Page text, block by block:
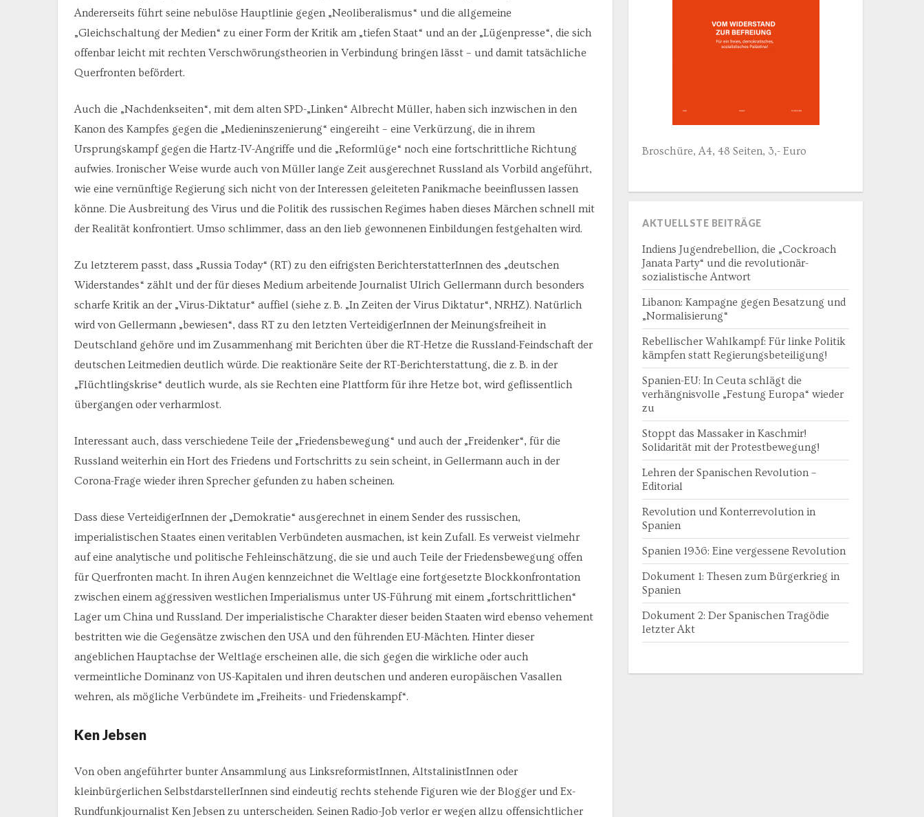
Andererseits führt seine nebulöse Hauptlinie gegen „Neoliberalismus“ und die allgemeine
„Gleichschaltung der Medien“ zu einer Form der Kritik am „tiefen Staat“ und an der „Lügenpresse“, die sich
offenbar leicht mit rechten Verschwörungstheorien in Verbindung bringen lässt – und damit tatsächliche
Querfronten befördert.
Auch die „Nachdenkseiten“, mit dem alten SPD-„Linken“ Albrecht Müller, haben sich inzwischen in den
Kanon des Kampfes gegen die „Medieninszenierung“ eingereiht – eine Verkürzung, die in ihrem
Ursprungskampf gegen die Hartz-IV-Angriffe und die „Reformlüge“ noch eine fortschrittliche Richtung
aufwies. Ironischer Weise wurde auch von Müller lange Zeit ausgerechnet Russland als Vorbild angeführt,
wie eine vernünftige Regierung sich nicht von der Interessen geleiteten Panikmache beeinflussen lassen
könne. Die Ausbreitung des Virus und die Politik des russischen Regimes haben dieses Märchen schnell mit
der Realität konfrontiert. Umso schlimmer, dass an den lieb gewonnenen Einbildungen festgehalten wird.
Zu letzterem passt, dass „Russia Today“ (RT) zu den eifrigsten BerichterstatterInnen des „deutschen
Widerstandes“ zählt und der für dieses Medium arbeitende Journalist Ulrich Gellermann durch besonders
scharfe Kritik an der „Virus-Diktatur“ auffiel (siehe z. B. „In Zeiten der Virus Diktatur“, NRHZ). Natürlich
wird von Gellermann „bewiesen“, dass RT zu den letzten VerteidigerInnen der Meinungsfreiheit in
Deutschland gehöre und im Zusammenhang mit Berichten über die RT-Hetze die Russland-Feindschaft der
deutschen Leitmedien deutlich würde. Die reaktionäre Seite der RT-Berichterstattung, die z. B. in der
„Flüchtlingskrise“ deutlich wurde, als sie Rechten eine Plattform für ihre Hetze bot, wird geflissentlich
übergangen oder verharmlost.
Interessant auch, dass verschiedene Teile der „Friedensbewegung“ und auch der „Freidenker“, für die
Russland weiterhin ein Hort des Friedens und Fortschritts zu sein scheint, in Gellermann auch in der
Corona-Frage wieder ihren Sprecher gefunden zu haben scheinen.
Dass diese VerteidigerInnen der „Demokratie“ ausgerechnet in einem Sender des russischen,
imperialistischen Staates einen veritablen Verbündeten ausmachen, ist kein Zufall. Es verweist vielmehr
auf eine analytische und politische Fehleinschätzung, die sie und auch Teile der Friedensbewegung offen
für Querfronten macht. In ihren Augen kennzeichnet die Weltlage eine fortgesetzte Blockkonfrontation
zwischen einem aggressiven westlichen Imperialismus unter US-Führung mit einem „fortschrittlichen“
Lager um China und Russland. Der imperialistische Charakter dieser beiden Staaten wird ebenso vehement
bestritten wie die Gegensätze zwischen den USA und den führenden EU-Mächten. Hinter dieser
angeblichen Hauptachse der Weltlage erscheinen alle, die sich gegen die wirkliche oder auch
vermeintliche Dominanz von US-Kapitalen und ihren deutschen und anderen europäischen Vasallen
wehren, als mögliche Verbündete im „Freiheits- und Friedenskampf“.
Ken Jebsen
Von oben angeführter bunter Ansammlung aus LinksreformistInnen, AltstalinistInnen oder
kleinbürgerlichen SelbstdarstellerInnen sind eindeutig rechts stehende Figuren wie der Blogger und Ex-
Rundfunkjournalist Ken Jebsen zu unterscheiden. Seinen Radio-Job verlor er wegen allzu offensichtlicher
Broschüre, A4, 48 Seiten, 3,- Euro
AKTUELLSTE BEITRÄGE
Indiens Jugendrebellion, die „Cockroach
Janata Party“ und die revolutionär-
sozialistische Antwort
Libanon: Kampagne gegen Besatzung und
„Normalisierung“
Rebellischer Wahlkampf: Für linke Politik
kämpfen statt Regierungsbeteiligung!
Spanien-EU: In Ceuta schlägt die
verhängnisvolle „Festung Europa“ wieder
zu
Stoppt das Massaker in Kaschmir!
Solidarität mit der Protestbewegung!
Lehren der Spanischen Revolution –
Editorial
Revolution und Konterrevolution in
Spanien
Spanien 1936: Eine vergessene Revolution
Dokument 1: Thesen zum Bürgerkrieg in
Spanien
Dokument 2: Der Spanischen Tragödie
letzter Akt